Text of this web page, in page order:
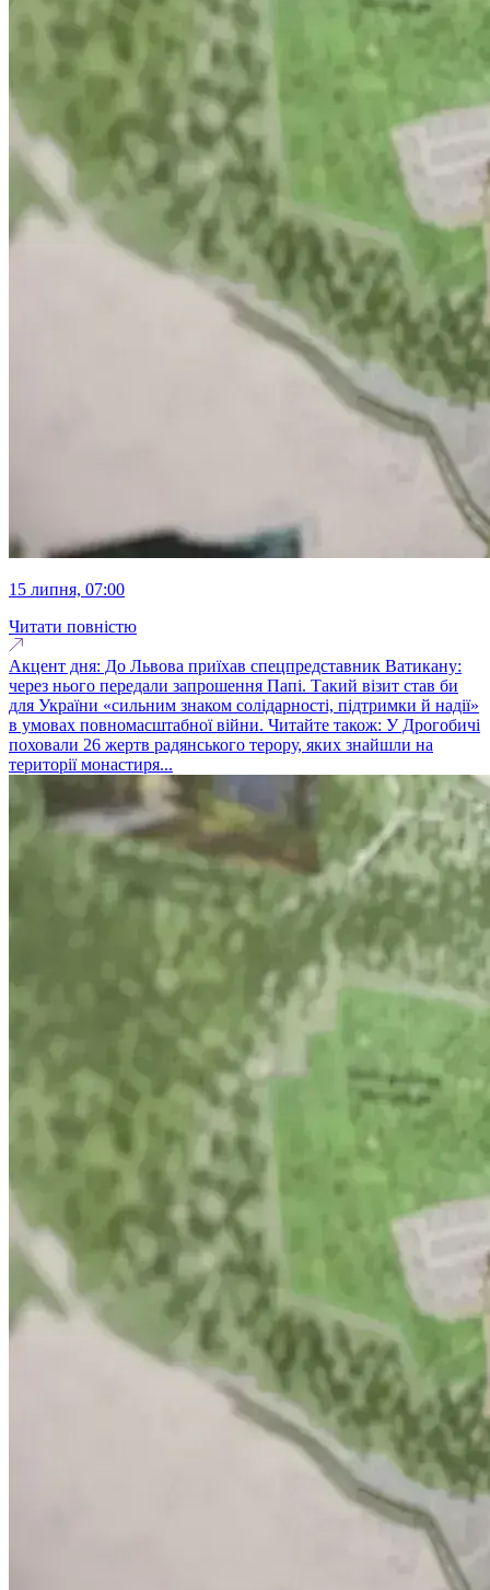
15 липня, 07:00
Читати повністю
Акцент дня: До Львова приїхав спецпредставник Ватикану:
через нього передали запрошення Папі. Такий візит став би
для України «сильним знаком солідарності, підтримки й надії»
в умовах повномасштабної війни. Читайте також: У Дрогобичі
поховали 26 жертв радянського терору, яких знайшли на
території монастиря...